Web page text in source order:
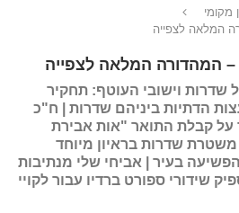
וישובי העוטף: תחקיר
המועצות הדתיות ביניהם שדרות | ח"כ
על קבלת התואר "אות אבירת
שדרות בראיון מיוחד
בעיר | אביחי שלי מנתיבות
שידורי ספורט ברדיו עבור לקויי